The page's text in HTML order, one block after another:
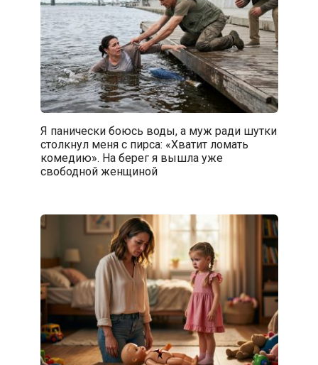
Я панически боюсь воды, а муж ради шутки
столкнул меня с пирса: «Хватит ломать
комедию». На берег я вышла уже
свободной женщиной